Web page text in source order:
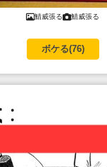
鯖威張る 鯖威張る
ボケる(76)